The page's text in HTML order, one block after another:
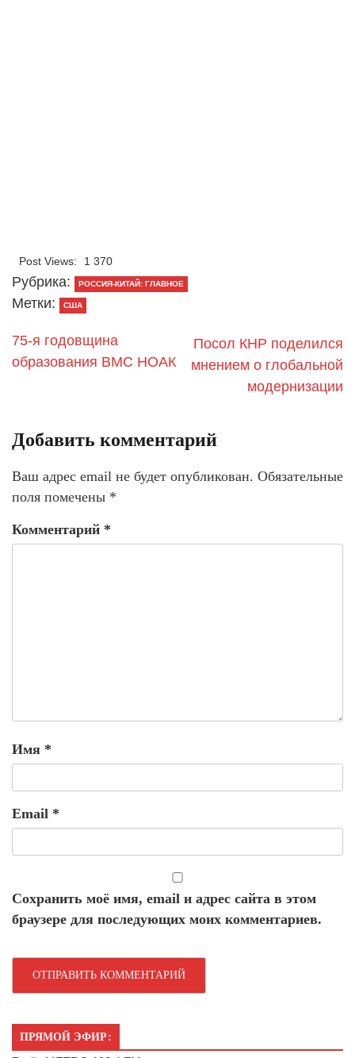
Post Views: 1 370
Рубрика: РОССИЯ-КИТАЙ: ГЛАВНОЕ
Метки: США
75-я годовщина
образования ВМС НОАК
Посол КНР поделился
мнением о глобальной
модернизации
Добавить комментарий
Ваш адрес email не будет опубликован. Обязательные
поля помечены *
Комментарий *
Имя *
Email *
Сохранить моё имя, email и адрес сайта в этом
браузере для последующих моих комментариев.
ПРЯМОЙ ЭФИР: